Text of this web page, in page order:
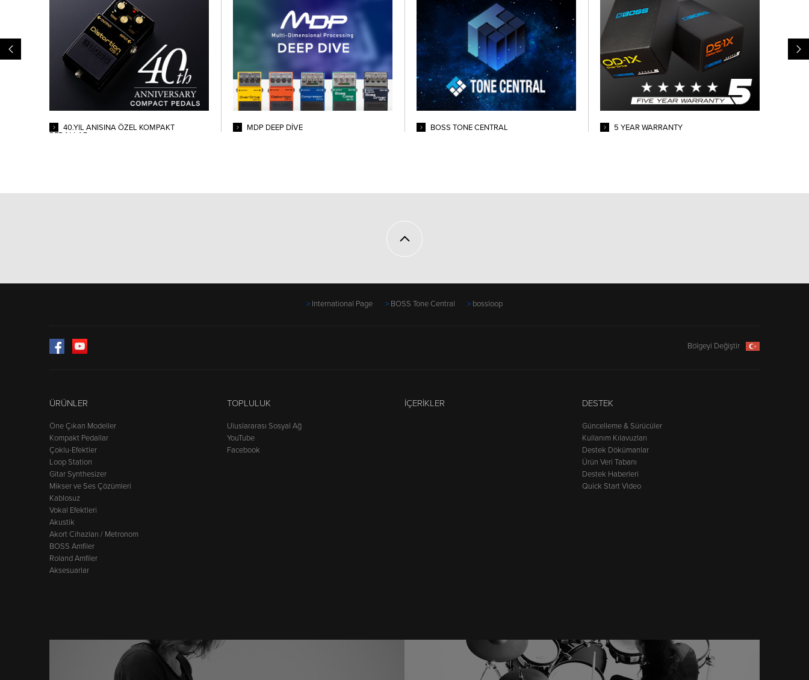
40.YIL ANISINA ÖZEL KOMPAKT
PEDALLAR
MDP DEEP DIVE BOSS TONE CENTRAL 5 YEAR WARRANTY
International Page BOSS Tone Central bossloop
Facebook Bölgeyi Değiştir
ÜRÜNLER
Öne Çıkan Modeller
Kompakt Pedallar
Çoklu-Efektler
Loop Station
Gitar Synthesizer
Mikser ve Ses Çözümleri
Kablosuz
Vokal Efektleri
Akustik
Akort Cihazları / Metronom
BOSS Amfiler
Roland Amfiler
Aksesuarlar
TOPLULUK
Uluslararası Sosyal Ağ
YouTube
Facebook
İÇERIKLER DESTEK
Güncelleme & Sürücüler
Kullanım Kılavuzları
Destek Dökümanlar
Ürün Veri Tabanı
Destek Haberleri
Quick Start Video